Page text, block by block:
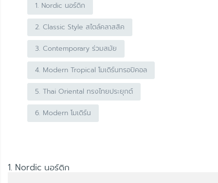
1. Nordic นอร์ดิก
2. Classic Style สไตล์คลาสสิค
3. Contemporary ร่วมสมัย
4. Modern Tropical โมเดิร์นทรอปิคอล
5. Thai Oriental ทรงไทยประยุกต์
6. Modern โมเดิร์น
1. Nordic นอร์ดิก